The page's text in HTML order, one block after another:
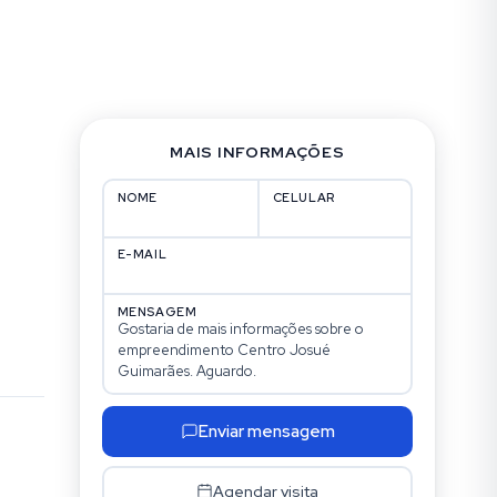
MAIS INFORMAÇÕES
NOME CELULAR
E-MAIL
MENSAGEM
Enviar mensagem
Agendar visita